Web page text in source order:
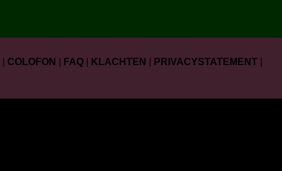
COLOFON FAQ KLACHTEN PRIVACYSTATEMENT